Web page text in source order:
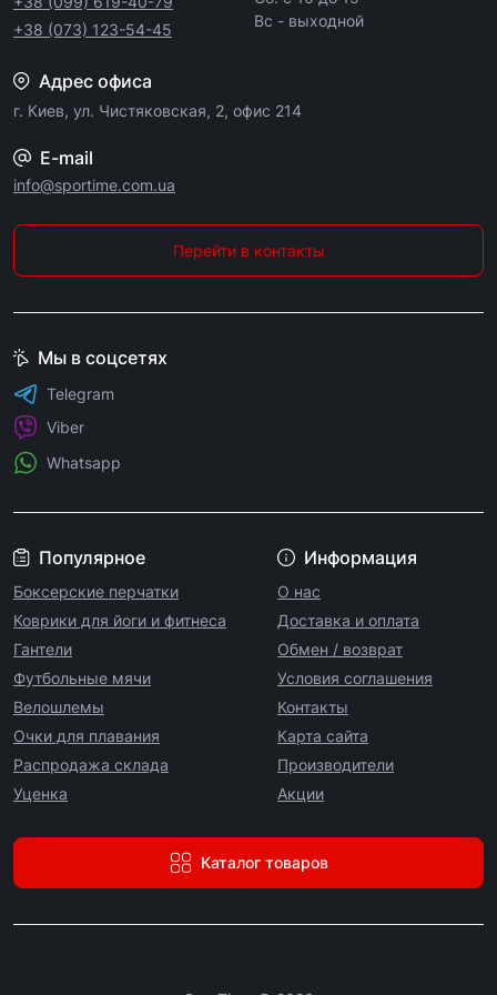
+38 (073) 123-54-45
Вс - выходной
Адрес офиса
г. Киев, ул. Чистяковская, 2, офис 214
E-mail
info@sportime.com.ua
Перейти в контакты
Популярное
Боксерские перчатки
Коврики для йоги и фитнеса
Гантели
Футбольные мячи
Велошлемы
Очки для плавания
Распродажа склада
Уценка
Информация
О нас
Доставка и оплата
Обмен / возврат
Условия соглашения
Контакты
Карта сайта
Производители
Акции
Каталог товаров
Мы в соцсетях
Telegram
Viber
Whatsapp